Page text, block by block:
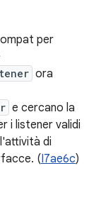
per
ora
e cercano la
i listener validi
di
(I7ae6c)